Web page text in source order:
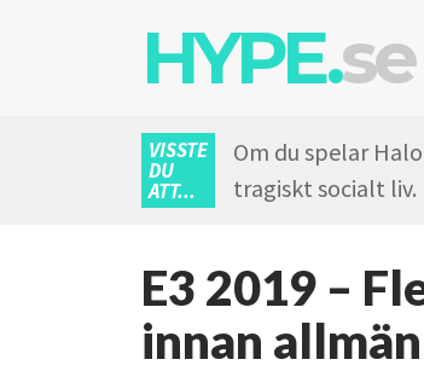
HYPE.se
VISSTE
DU
ATT...
Om du spelar
tragiskt socialt liv.
E3 2019 –
innan